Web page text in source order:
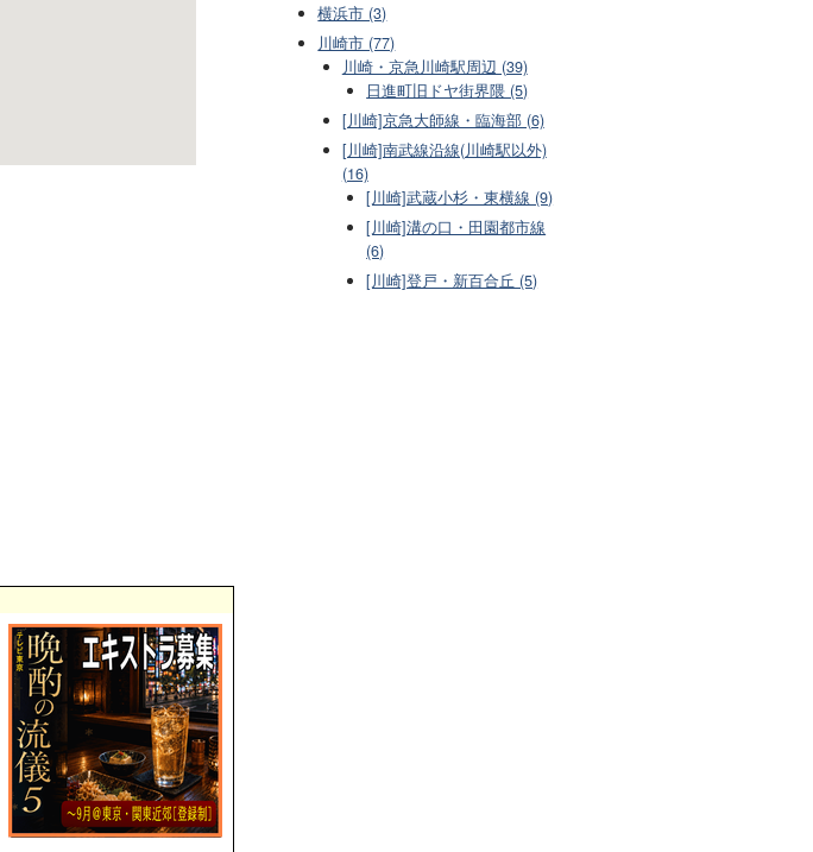
横浜市 (3)
川崎市 (77)
川崎・京急川崎駅周辺 (39)
日進町旧ドヤ街界隈 (5)
[川崎]京急大師線・臨海部 (6)
[川崎]南武線沿線(川崎駅以外)
(16)
[川崎]武蔵小杉・東横線 (9)
[川崎]溝の口・田園都市線
(6)
[川崎]登戸・新百合丘 (5)